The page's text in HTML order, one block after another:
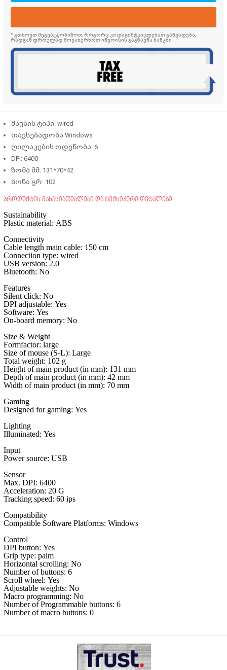
* გთხოვთ შეგვატყობინოთ, როგორც კი დაგიმტკიცდებათ განვადება,
რადგან დროულად მოვახერხოთ ინვოისის გაგზავნა ბანკში
მაუსის ტიპი: wired
თავსებადობა:Windows
ღილაკების ოდენობა: 6
DPI: 6400
ზომა მმ: 131*70*42
წონა გრ: 102
პროდუქტის მახასიათებლები და ტექნიკური დეტალები
Sustainability
Plastic material: ABS
Connectivity
Cable length main cable: 150 cm
Connection type: wired
USB version: 2.0
Bluetooth: No
Features
Silent click: No
DPI adjustable: Yes
Software: Yes
On-board memory: No
Size & Weight
Formfactor: large
Size of mouse (S-L): Large
Total weight: 102 g
Height of main product (in mm): 131 mm
Depth of main product (in mm): 42 mm
Width of main product (in mm): 70 mm
Gaming
Designed for gaming: Yes
Lighting
Illuminated: Yes
Input
Power source: USB
Sensor
Max. DPI: 6400
Acceleration: 20 G
Tracking speed: 60 ips
Compatibility
Compatible Software Platforms: Windows
Control
DPI button: Yes
Grip type: palm
Horizontal scrolling: No
Number of buttons: 6
Scroll wheel: Yes
Adjustable weights: No
Macro programming: No
Number of Programmable buttons: 6
Number of macro buttons: 0